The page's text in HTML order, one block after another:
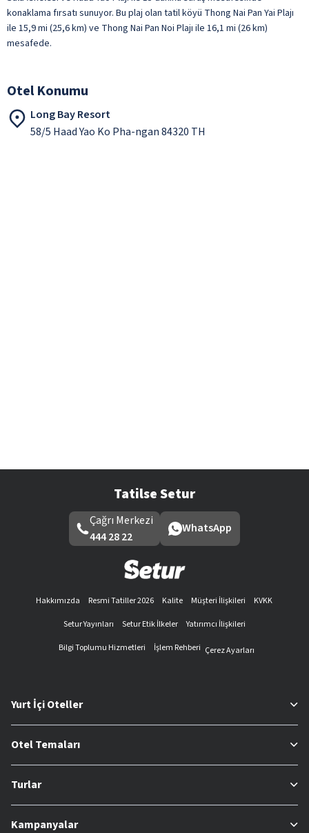
konaklama fırsatı sunuyor. Bu plaj olan tatil köyü Thong Nai Pan Yai Plajı
ile 15,9 mi (25,6 km) ve Thong Nai Pan Noi Plajı ile 16,1 mi (26 km)
mesafede.
Otel Konumu
Long Bay Resort
58/5 Haad Yao Ko Pha-ngan 84320 TH
Tatilse Setur
Çağrı Merkezi
444 28 22
WhatsApp
Hakkımızda Resmi Tatiller 2026 Kalite Müşteri İlişkileri
KVKK
Setur Yayınları
Setur Etik İlkeler
Yatırımcı İlişkileri
Bilgi Toplumu Hizmetleri
İşlem Rehberi Çerez Ayarları
Yurt İçi Oteller
Otel Temaları
Turlar
Kampanyalar